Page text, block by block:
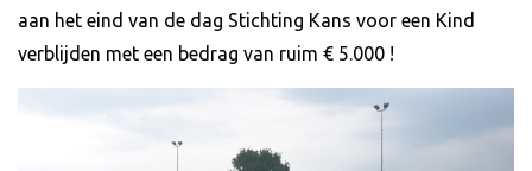
aan het eind van de dag Stichting Kans voor een Kind
verblijden met een bedrag van ruim € 5.000 !